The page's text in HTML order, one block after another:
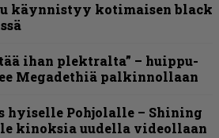
käynnistyy kotimaisen black
ihan plektralta” – huippu-
Megadethiä palkinnollaan
hyiselle Pohjolalle – Shining
kinoksia uudella videollaan